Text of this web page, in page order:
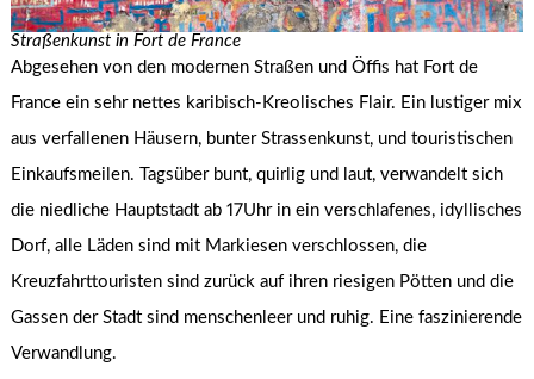
Straßenkunst in Fort de France
Abgesehen von den modernen Straßen und Öffis hat Fort de
France ein sehr nettes karibisch-Kreolisches Flair. Ein lustiger mix
aus verfallenen Häusern, bunter Strassenkunst, und touristischen
Einkaufsmeilen. Tagsüber bunt, quirlig und laut, verwandelt sich
die niedliche Hauptstadt ab 17Uhr in ein verschlafenes, idyllisches
Dorf, alle Läden sind mit Markiesen verschlossen, die
Kreuzfahrttouristen sind zurück auf ihren riesigen Pötten und die
Gassen der Stadt sind menschenleer und ruhig. Eine faszinierende
Verwandlung.